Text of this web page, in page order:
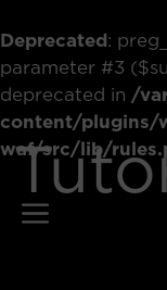
Deprecated:
parameter #3
deprecated in /
content/plugins/
waf/src/lib/
contenido
Menú